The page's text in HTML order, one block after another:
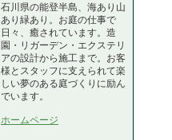
石川県の能登半島、海あり山
あり緑あり。お庭の仕事で
日々、癒されています。造
園・リガーデン・エクステリ
アの設計から施工まで。お客
様とスタッフに支えられて楽
しい夢のある庭づくりに励ん
でいます。
ホームページ